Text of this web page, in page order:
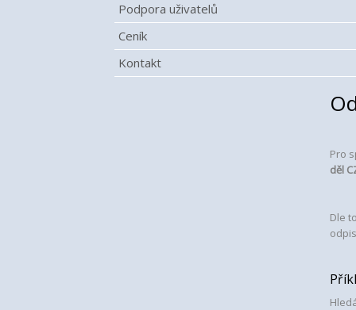
Podpora uživatelů
Ceník
Kontakt
Pro
děl
Dle